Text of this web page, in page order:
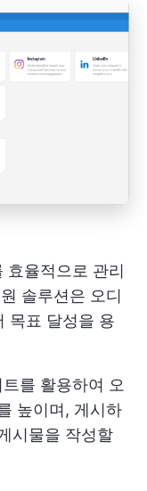
효율적으로 관리
솔루션은 오디
목표 달성을 용
를 활용하여 오
높이며, 게시하
시물을 작성할